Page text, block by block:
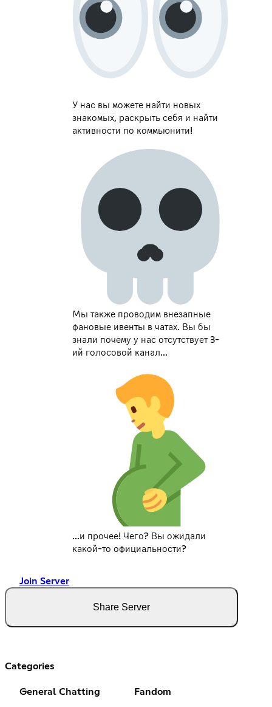
У нас вы можете найти новых
знакомых, раскрыть себя и найти
активности по коммьюнити!
Мы также проводим внезапные
фановые ивенты в чатах. Вы бы
знали почему у нас отсутствует 3-
ий голосовой канал...
...и прочее! Чего? Вы ожидали
какой-то официальности?
Join Server
Share Server
Categories
General Chatting Fandom